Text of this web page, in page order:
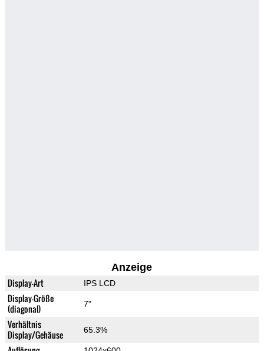
Anzeige
Display-Art IPS LCD
Display-Größe
(diagonal)
7"
Verhältnis
Display/Gehäuse
65.3%